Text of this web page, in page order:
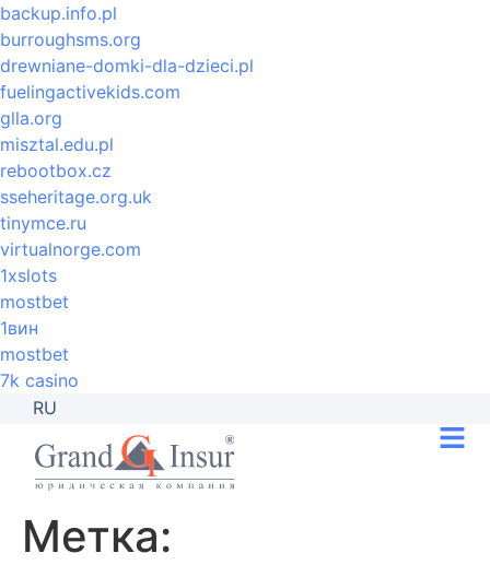
backup.info.pl
burroughsms.org
drewniane-domki-dla-dzieci.pl
fuelingactivekids.com
glla.org
misztal.edu.pl
rebootbox.cz
sseheritage.org.uk
tinymce.ru
virtualnorge.com
1xslots
mostbet
1вин
mostbet
7k casino
RU
Метка: